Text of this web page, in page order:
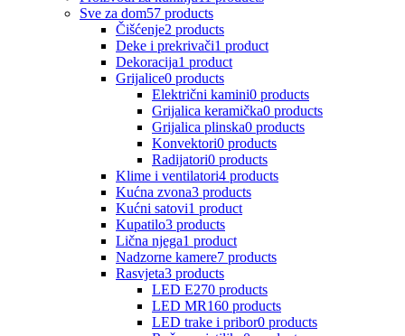
Sve za dom57 products
Čišćenje2 products
Deke i prekrivači1 product
Dekoracija1 product
Grijalice0 products
Električni kamini0 products
Grijalica keramička0 products
Grijalica plinska0 products
Konvektori0 products
Radijatori0 products
Klime i ventilatori4 products
Kućna zvona3 products
Kućni satovi1 product
Kupatilo3 products
Lična njega1 product
Nadzorne kamere7 products
Rasvjeta3 products
LED E270 products
LED MR160 products
LED trake i pribor0 products